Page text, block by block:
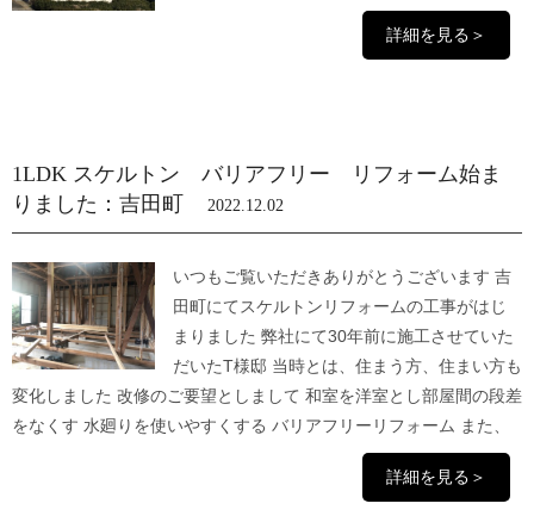
詳細を見る＞
1LDK スケルトン バリアフリー リフォーム始ま
りました：吉田町
2022.12.02
いつもご覧いただきありがとうございます 吉
田町にてスケルトンリフォームの工事がはじ
まりました 弊社にて30年前に施工させていた
だいたT様邸 当時とは、住まう方、住まい方も
変化しました 改修のご要望としまして 和室を洋室とし部屋間の段差
をなくす 水廻りを使いやすくする バリアフリーリフォーム また、
詳細を見る＞